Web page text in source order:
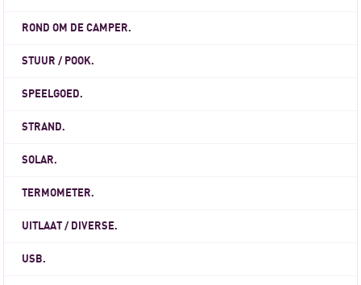
ROND OM DE CAMPER.
STUUR / POOK.
SPEELGOED.
STRAND.
SOLAR.
TERMOMETER.
UITLAAT / DIVERSE.
USB.